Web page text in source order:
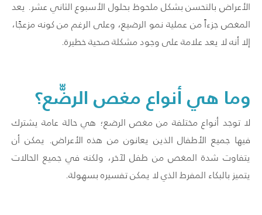
الأعراض بالتحسن بشكل ملحوظ بحلول الأسبوع الثاني عشر. يعد
المغص جزءاً من عملية نمو الرضيع، وعلى الرغم من كونه مزعجًا،
إلا أنه لا يعد علامة على وجود مشكلة صحية خطيرة.
وما هي أنواع مغص الرضّّع؟
لا توجد أنواع مختلفة من مغص الرضع؛ هي حالة عامة يشترك
فيها جميع الأطفال الذين يعانون من هذه الأعراض. يمكن أن
يتفاوت شدة المغص من طفل لآخر، ولكنه في جميع الحالات
يتميز بالبكاء المفرط الذي لا يمكن تفسيره بسهولة.